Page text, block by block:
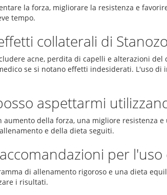
la forza, migliorare la resistenza e
tempo.
collaterali di
acne, perdita di capelli e alterazioni
se si notano effetti indesiderati. L'uso
aspettarmi
della forza, una migliore resistenza
e della dieta seguiti.
per l'uso
di allenamento rigoroso e una dieta
i risultati.